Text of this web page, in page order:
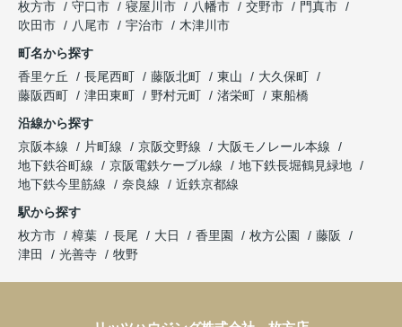
枚方市
守口市 寝屋川市 八幡市 交野市
門真市
吹田市
八尾市 宇治市
木津川市
町名から探す
香里ケ丘
長尾西町 藤阪北町 東山
大久保町
藤阪西町
津田東町 野村元町 渚栄町
東船橋
沿線から探す
京阪本線
片町線 京阪交野線
大阪モノレール本線
地下鉄谷町線
京阪電鉄ケーブル線
地下鉄長堀鶴見緑地
地下鉄今里筋線
奈良線
近鉄京都線
駅から探す
枚方市
樟葉 長尾 大日 香里園 枚方公園
藤阪
津田
光善寺 牧野